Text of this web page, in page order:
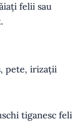
felii sau
pete, irizații